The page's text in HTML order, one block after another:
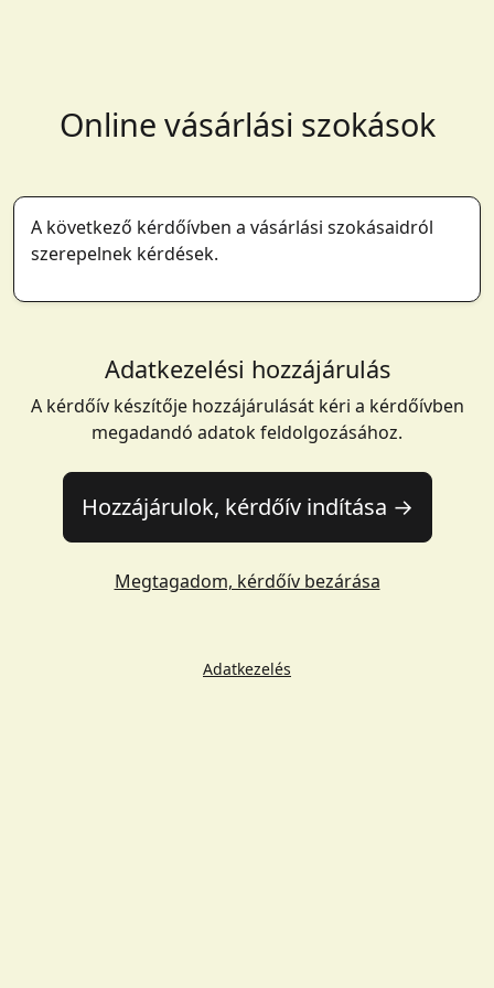
Online vásárlási szokások
A következő kérdőívben a vásárlási szokásaidról
szerepelnek kérdések.
Adatkezelési hozzájárulás
A kérdőív készítője hozzájárulását kéri a kérdőívben
megadandó adatok feldolgozásához.
Hozzájárulok, kérdőív indítása →
Megtagadom, kérdőív bezárása
Adatkezelés